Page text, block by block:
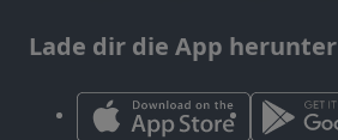
Lade dir die App herunter